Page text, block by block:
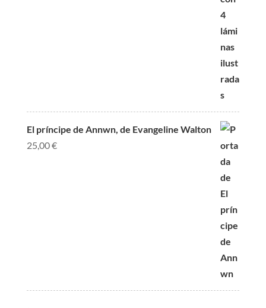
El príncipe de Annwn, de Evangeline Walton
25,00€